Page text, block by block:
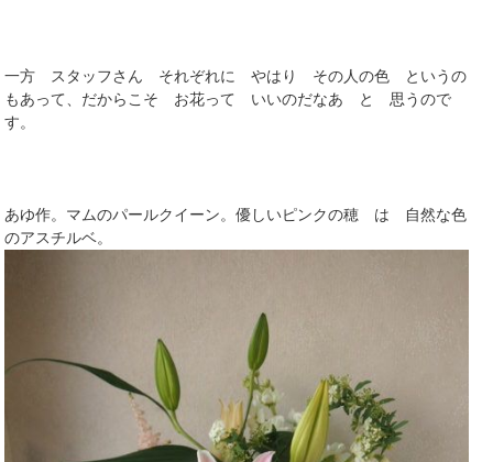
一方 スタッフさん それぞれに やはり その人の色 というの
もあって、だからこそ お花って いいのだなあ と 思うので
す。
あゆ作。マムのパールクイーン。優しいピンクの穂 は 自然な色
のアスチルベ。